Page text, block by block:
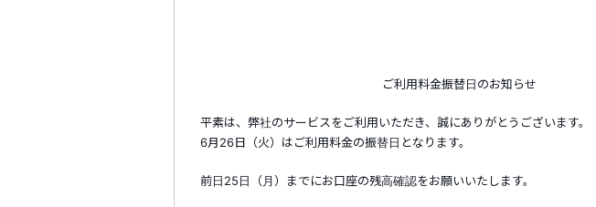
ご利用料金振替日のお知らせ
平素は、弊社のサービスをご利用いただき、誠にありがとうございます。
6月26日（火）はご利用料金の振替日となります。
前日25日（月）までにお口座の残高確認をお願いいたします。